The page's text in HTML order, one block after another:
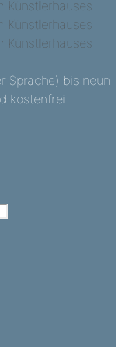
Sprache) bis neun
kostenfrei.